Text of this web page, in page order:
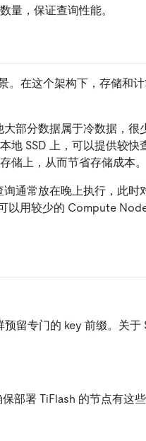
量，保证查询性能。
。在这个架构下，存储和
部分数据属于冷数据，很
地 SSD 上，可以提供较快
储上，从而节省存储成本。
通常放在晚上执行，此时
以用较少的 Compute
留专门的 key 前缀。关于
部署 TiFlash 的节点有这